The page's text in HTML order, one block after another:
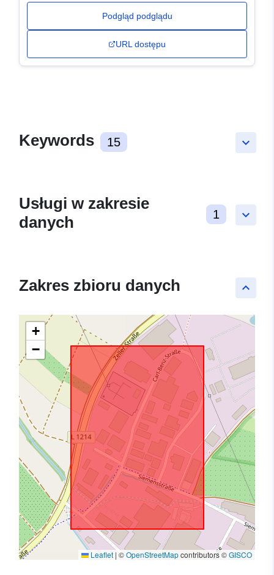
Podgląd podglądu
URL dostępu
keyboard_arrow_down
Keywords 15
keyboard_arrow_down
Usługi w zakresie
danych
1
keyboard_arrow_up
Zakres zbioru danych
+
−
Leaflet | ©OpenStreetMapcontributors ©GISCO